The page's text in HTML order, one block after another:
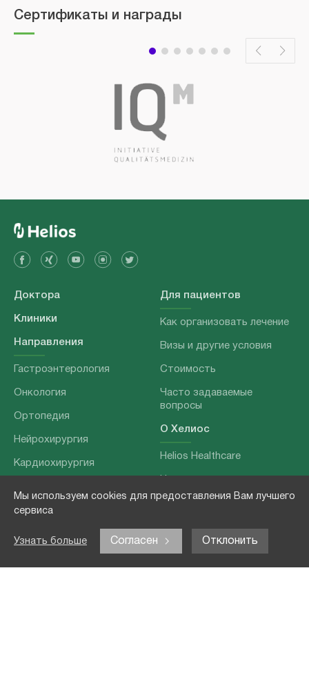
Мы используем cookies для предоставления Вам лучшего
сервиса
Узнать больше Согласен Отклонить
Сертификаты и награды
Доктора
Клиники
Направления
Гастроэнтерология
Онкология
Ортопедия
Нейрохирургия
Кардиохирургия
Хирургия позвоночника
Для пациентов
Как организовать лечение
Визы и другие условия
Стоимость
Часто задаваемые
вопросы
О Хелиос
Helios Healthcare
О нашей команде
Выходные данные